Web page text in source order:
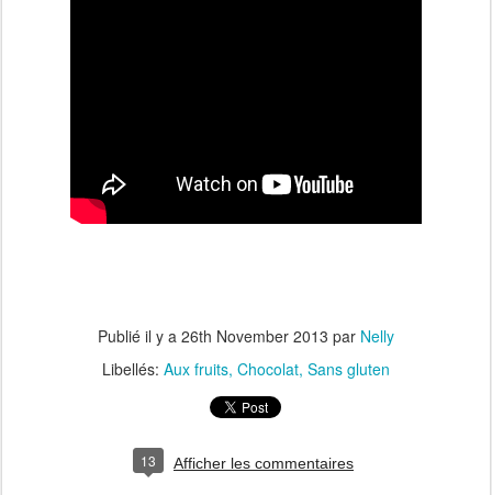
Publié il y a 26th November 2013 par Nelly
Libellés: Aux fruits Chocolat Sans gluten
13 Afficher les commentaires